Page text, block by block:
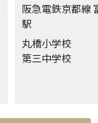
阪急電鉄京都線
駅
丸橋小学校
第三中学校